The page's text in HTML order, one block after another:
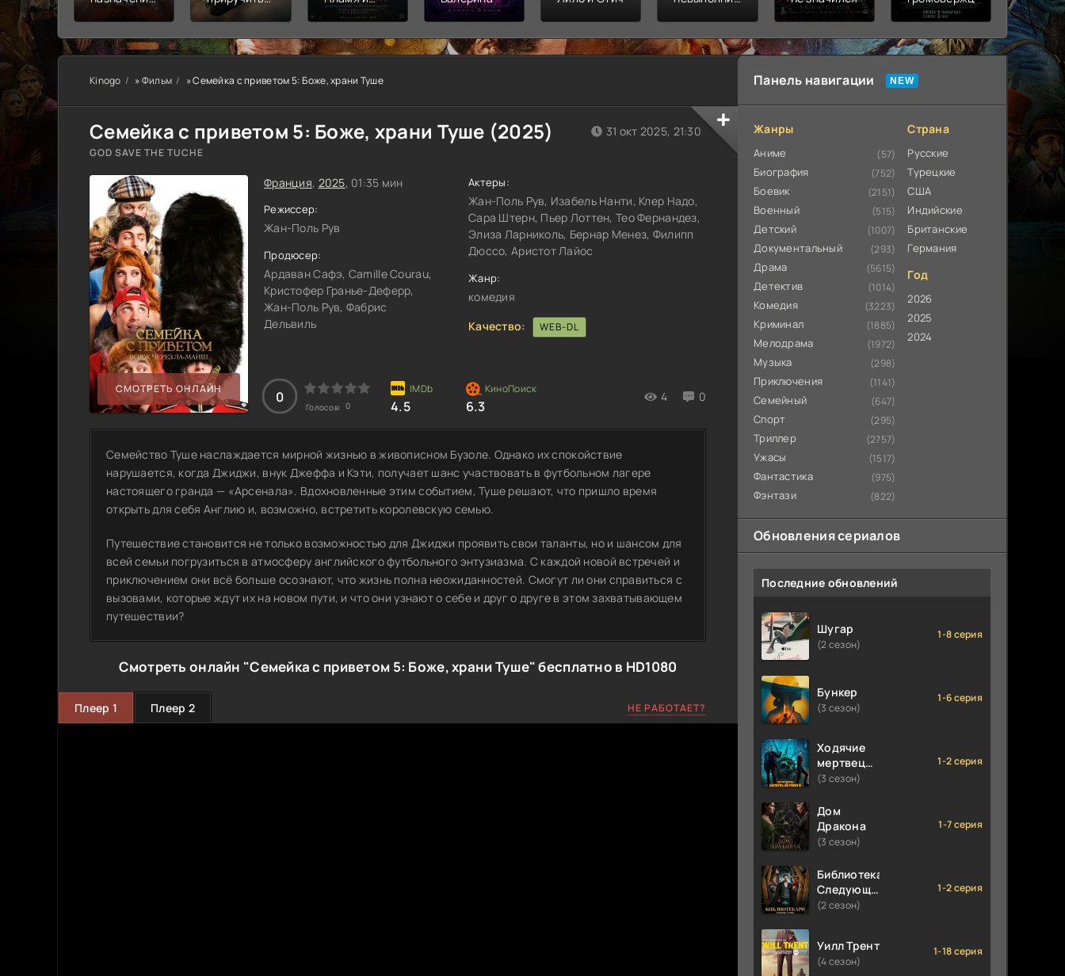
дракона
пепел
Kinogo »Фильм » Семейка с приветом 5: Боже, храни Туше
Семейка с приветом 5: Боже, храни Туше (2025)
GOD SAVE THE TUCHE
СМОТРЕТЬ ОНЛАЙН
Франция, 2025, 01:35 мин
Режиссер:
Жан-Поль Рув
Продюсер:
Ардаван Сафэ, Camille Courau,
Кристофер Гранье-Деферр,
Жан-Поль Рув, Фабрис
Дельвиль
0
Голосов: 0 4.5 6.3
4 0
31 окт 2025, 21:30
Актеры:
Жан-Поль Рув, Изабель Нанти, Клер Надо,
Сара Штерн, Пьер Лоттен, Тео Фернандез,
Элиза Ларниколь, Бернар Менез, Филипп
Дюссо, Аристот Лайос
Жанр:
комедия
Качество:
WEB-DL
Семейство Туше наслаждается мирной жизнью в живописном Бузоле. Однако их спокойствие
нарушается, когда Джиджи, внук Джеффа и Кэти, получает шанс участвовать в футбольном лагере
настоящего гранда — «Арсенала». Вдохновленные этим событием, Туше решают, что пришло время
открыть для себя Англию и, возможно, встретить королевскую семью.
Путешествие становится не только возможностью для Джиджи проявить свои таланты, но и шансом для
всей семьи погрузиться в атмосферу английского футбольного энтузиазма. С каждой новой встречей и
приключением они всё больше осознают, что жизнь полна неожиданностей. Смогут ли они справиться с
вызовами, которые ждут их на новом пути, и что они узнают о себе и друг о друге в этом захватывающем
путешествии?
Смотреть онлайн "Семейка с приветом 5: Боже, храни Туше" бесплатно в HD1080
Плеер 1 Плеер 2 НЕ РАБОТАЕТ?
Панель навигации
Жанры
Аниме (57)
Биография (752)
Боевик (2151)
Военный (515)
Детский (1007)
Документальный (293)
Драма (5615)
Детектив (1014)
Комедия (3223)
Криминал (1885)
Мелодрама (1972)
Музыка (298)
Приключения (1141)
Семейный (647)
Спорт (295)
Триллер (2757)
Ужасы (1517)
Фантастика (975)
Фэнтази (822)
Страна
Русские
Турецкие
США
Индийские
Британские
Германия
Год
2026
2025
2024
Обновления сериалов
Последние обновлений
Шугар
(2 сезон)
1-8 серия
Бункер
(3 сезон)
1-6 серия
Ходячие
мертвецы:
Мертвый
(3 сезон)
1-2 серия
Дом
Дракона
(3 сезон)
1-7 серия
Библиотекари:
Следующая
глава
(2 сезон)
1-2 серия
Уилл Трент
(4 сезон)
1-18 серия